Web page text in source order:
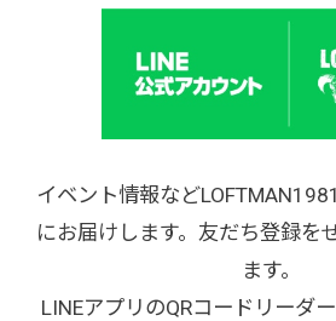
イベント情報など
にお届けします。友だち登録を
ます。
LINEアプリのQRコードリーダ